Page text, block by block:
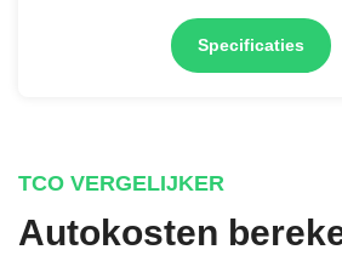
Specificaties
TCO VERGELIJKER
Autokosten